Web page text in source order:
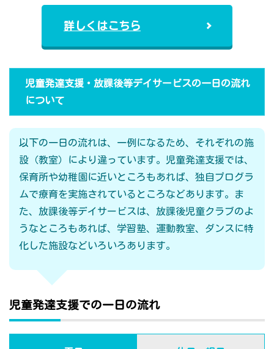
詳しくはこちら
児童発達支援・放課後等デイサービスの一日の流れ
について
以下の一日の流れは、一例になるため、それぞれの施
設（教室）により違っています。児童発達支援では、
保育所や幼稚園に近いところもあれば、独自プログラ
ムで療育を実施されているところなどあります。ま
た、放課後等デイサービスは、放課後児童クラブのよ
うなところもあれば、学習塾、運動教室、ダンスに特
化した施設などいろいろあります。
児童発達支援での一日の流れ